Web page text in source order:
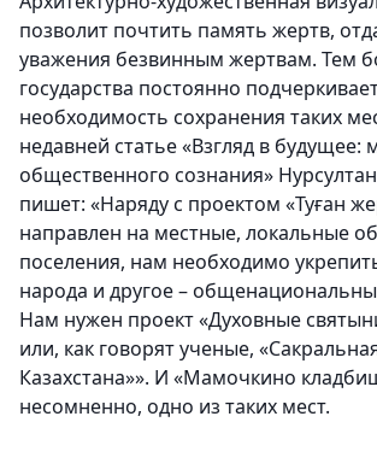
позволит почтить память жертв,
уважения безвинным жертвам. Тем
государства постоянно
необходимость сохранения таких
недавней статье «Взгляд в будущее:
общественного сознания»
пишет: «Наряду с проектом «Туған
направлен на местные, локальные
поселения, нам необходимо
народа и другое –
Нам нужен проект «Духовные
или, как говорят ученые,
Казахстана»». И «Мамочкино
несомненно, одно из таких мест.